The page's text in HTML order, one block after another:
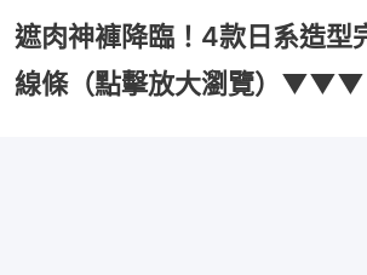
遮肉神褲降臨！4款日系造型
線條（點擊放大瀏覽）▼▼▼